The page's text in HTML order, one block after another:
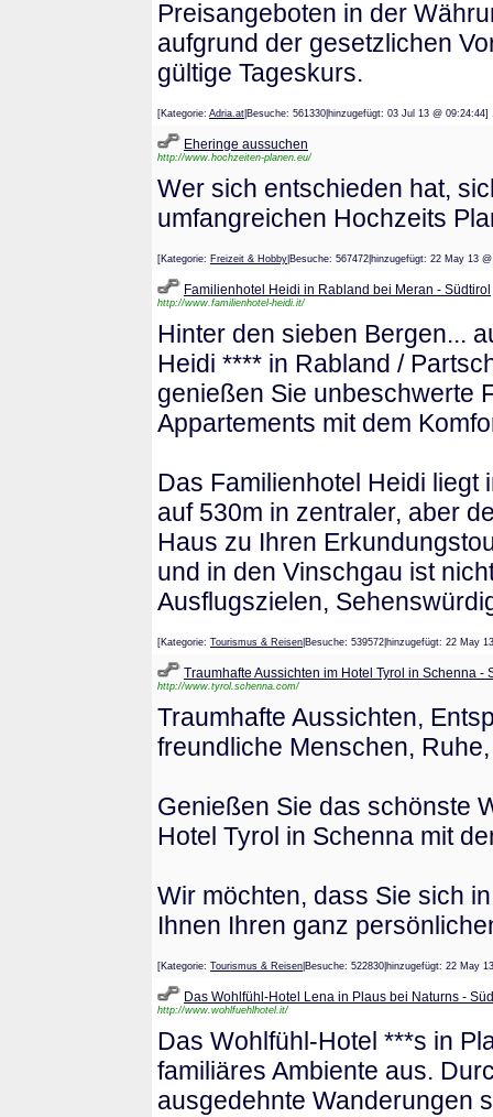
Preisangeboten in der
aufgrund der gesetzlichen
gültige Tageskurs.
[Kategorie: Adria.at |Besuche: 561330|hinzugefügt: 03 Jul 13 @
Eheringe aussuchen
http://www.hochzeiten-planen.eu/
Wer sich entschieden hat,
umfangreichen Hochzeits
[Kategorie: Freizeit & Hobby |Besuche: 567472|hinzugefügt: 22
Familienhotel Heidi in Rabland bei Meran - Südtirol
http://www.familienhotel-heidi.it/
Hinter den sieben Bergen...
Heidi **** in Rabland /
genießen Sie unbeschwerte
Appartements mit dem
Das Familienhotel Heidi liegt
auf 530m in zentraler, aber
Haus zu Ihren
und in den Vinschgau ist
Ausflugszielen,
[Kategorie: Tourismus & Reisen |Besuche: 539572|hinzugefügt: 22
Traumhafte Aussichten im Hotel Tyrol in Schenna -
http://www.tyrol.schenna.com/
Traumhafte Aussichten,
freundliche Menschen,
Genießen Sie das schönste
Hotel Tyrol in Schenna mit
Wir möchten, dass Sie sich
Ihnen Ihren ganz
[Kategorie: Tourismus & Reisen |Besuche: 522830|hinzugefügt: 22
Das Wohlfühl-Hotel Lena in Plaus bei Naturns -
http://www.wohlfuehlhotel.it/
Das Wohlfühl-Hotel ***s in
familiäres Ambiente aus.
ausgedehnte Wanderungen